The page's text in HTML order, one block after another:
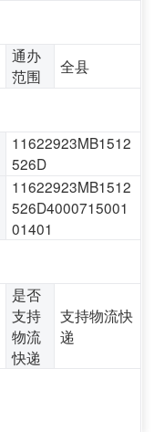
通办
范围
全县
11622923MB1512
526D
11622923MB1512
526D4000715001
01401
是否
支持
物流
快递
支持物流快
递